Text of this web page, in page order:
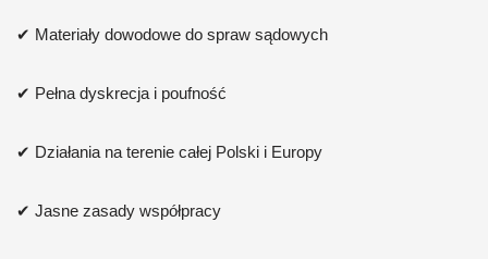
✔ Materiały dowodowe do spraw sądowych
✔ Pełna dyskrecja i poufność
✔ Działania na terenie całej Polski i Europy
✔ Jasne zasady współpracy